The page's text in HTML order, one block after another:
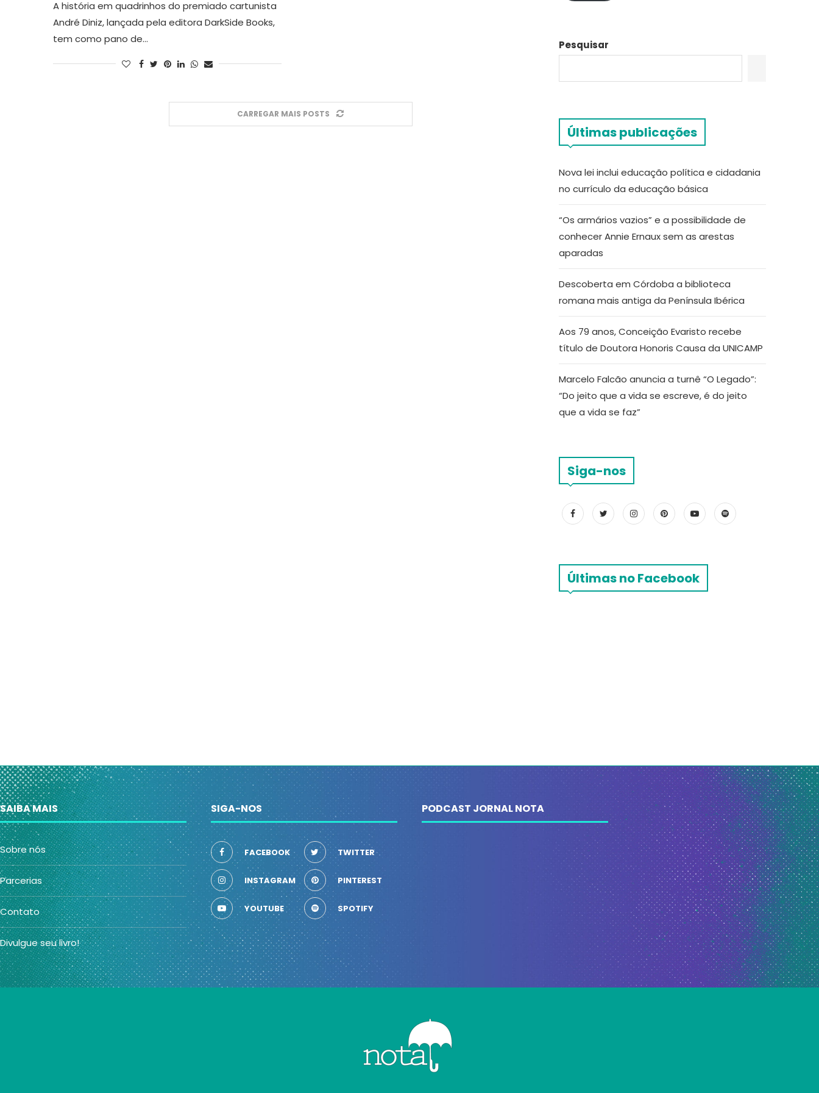
A história em quadrinhos do premiado cartunista
André Diniz, lançada pela editora DarkSide Books,
tem como pano de…
CARREGAR MAIS POSTS
Pesquisar
Últimas publicações
Nova lei inclui educação política e cidadania
no currículo da educação básica
“Os armários vazios” e a possibilidade de
conhecer Annie Ernaux sem as arestas
aparadas
Descoberta em Córdoba a biblioteca
romana mais antiga da Península Ibérica
Aos 79 anos, Conceição Evaristo recebe
título de Doutora Honoris Causa da UNICAMP
Marcelo Falcão anuncia a turnê “O Legado”:
“Do jeito que a vida se escreve, é do jeito
que a vida se faz”
Siga-nos
Últimas no Facebook
SAIBA MAIS
Sobre nós
Parcerias
Contato
Divulgue seu livro!
SIGA-NOS
FACEBOOK TWITTER
INSTAGRAM PINTEREST
YOUTUBE SPOTIFY
PODCAST JORNAL NOTA